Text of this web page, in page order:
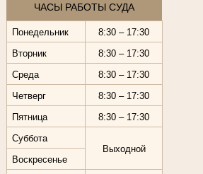
ЧАСЫ РАБОТЫ СУДА
Понедельник
8:30 – 17:30
Вторник
8:30 – 17:30
Среда
8:30 – 17:30
Четверг
8:30 – 17:30
Пятница
8:30 – 17:30
Суббота
Выходной
Воскресенье